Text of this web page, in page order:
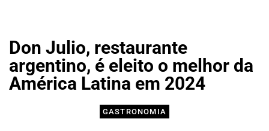
Don Julio, restaurante
argentino, é eleito o melhor da
América Latina em 2024
GASTRONOMIA